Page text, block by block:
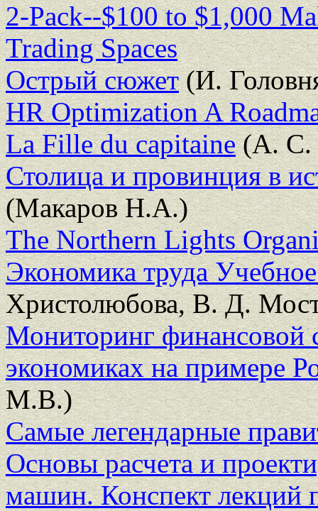
2-Pack--$100 to $1,000
Trading Spaces
Острый сюжет(И.
HR Optimization A
La Fille du capitaine(А. С.
Столица и провинция в
(Макаров Н.А.)
The Northern Lights
Экономика труда
Христолюбова, В. Д.
Мониторинг финансовой
экономиках на примере
М.В.)
Самые легендарные
Основы расчета и
машин. Конспект лекций